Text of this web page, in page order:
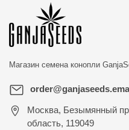
Магазин семена конопли
Москва, Безымянный
область, 119049